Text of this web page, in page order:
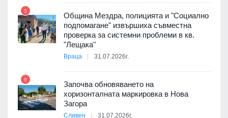
5
Община Мездра, полицията и "Социално
подпомагане" извършиха съвместна
проверка за системни проблеми в кв.
"Лещака"
Враца 31.07.2026г.
6
Започва обновяването на
хоризонталната маркировка в Нова
Загора
Сливен 31.07.2026г.